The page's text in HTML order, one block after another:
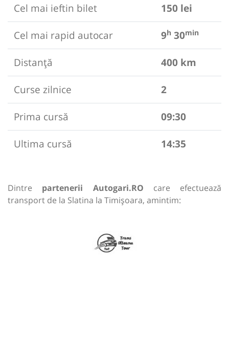
Cel mai ieftin bilet
150 lei
Cel mai rapid autocar
9h 30min
Distanță
400 km
Curse zilnice
2
Prima cursă
09:30
Ultima cursă
14:35
Dintre partenerii Autogari.RO care efectuează
transport de la Slatina la Timișoara, amintim: